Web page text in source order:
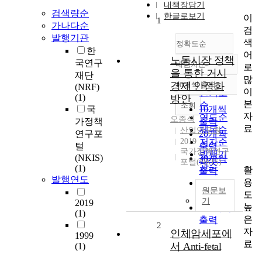
검색량순
가나다순
발행기관
한
국연구
재단
(NRF)
(1)
국
가정책
연구포
털
(NKIS)
(1)
발행연도
2019
(1)
1999
(1)
내책장담기
한글로보기
정확도순
정확도
순
인기도
순
연도순
제목순
저자순
발행기
관순
내림차순
내림차순
10개씩 출력
10개씩
출력
20개씩
출력
30개씩
출력
출력
100개씩
출력
조회
1
노동시장 정책
을 통한 거시
경제 안정화
방안
오종석
산업연구원
2019
국가정책연구
포털(NKIS)
원문보
기
2
인체암세포에
서 Anti-fetal
이
검
색
어
로
많
이
본
자
료
활
용
도
높
은
자
료